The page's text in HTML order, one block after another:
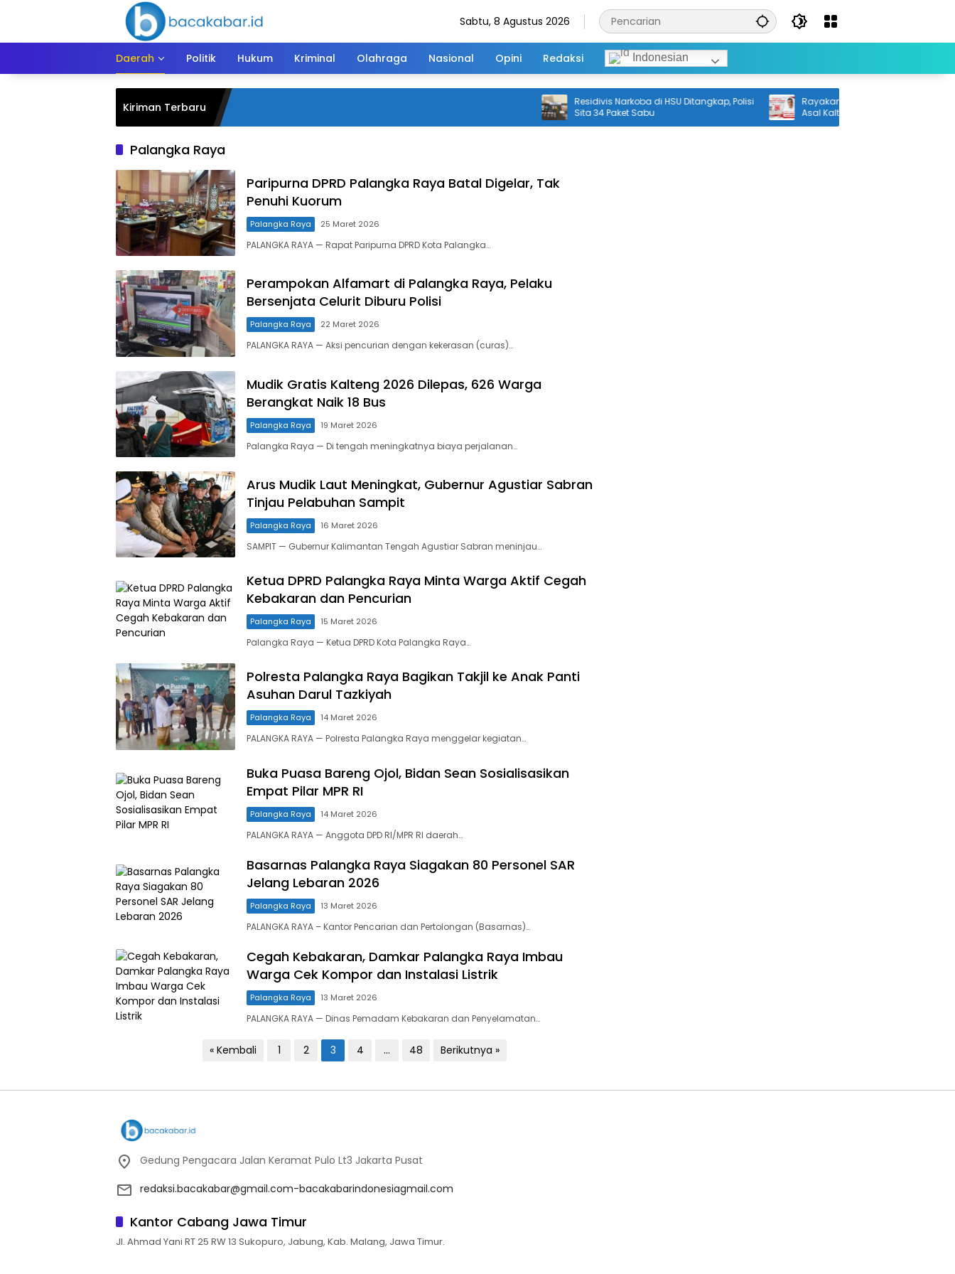
Sabtu, 8 Agustus 2026
Daerah Politik Hukum Kriminal Olahraga Nasional Opini Redaksi Indonesian
Kiriman Terbaru
Residivis Narkoba di HSU Ditangkap, Polisi
Sita 34 Paket Sabu
Rayakan Kemerdekaan RI, Pengusaha
Asal Kalteng Ajak Kaum Muda
Tingkatkan Semangat Nasionalisme
Palangka Raya
Paripurna DPRD Palangka Raya Batal Digelar, Tak
Penuhi Kuorum
Palangka Raya 25 Maret 2026
PALANGKA RAYA — Rapat Paripurna DPRD Kota Palangka…
Perampokan Alfamart di Palangka Raya, Pelaku
Bersenjata Celurit Diburu Polisi
Palangka Raya 22 Maret 2026
PALANGKA RAYA — Aksi pencurian dengan kekerasan (curas)…
Mudik Gratis Kalteng 2026 Dilepas, 626 Warga
Berangkat Naik 18 Bus
Palangka Raya 19 Maret 2026
Palangka Raya — Di tengah meningkatnya biaya perjalanan…
Arus Mudik Laut Meningkat, Gubernur Agustiar Sabran
Tinjau Pelabuhan Sampit
Palangka Raya 16 Maret 2026
SAMPIT — Gubernur Kalimantan Tengah Agustiar Sabran meninjau…
Ketua DPRD Palangka Raya Minta Warga Aktif Cegah
Kebakaran dan Pencurian
Palangka Raya 15 Maret 2026
Palangka Raya — Ketua DPRD Kota Palangka Raya…
Polresta Palangka Raya Bagikan Takjil ke Anak Panti
Asuhan Darul Tazkiyah
Palangka Raya 14 Maret 2026
PALANGKA RAYA — Polresta Palangka Raya menggelar kegiatan…
Buka Puasa Bareng Ojol, Bidan Sean Sosialisasikan
Empat Pilar MPR RI
Palangka Raya 14 Maret 2026
PALANGKA RAYA — Anggota DPD RI/MPR RI daerah…
Basarnas Palangka Raya Siagakan 80 Personel SAR
Jelang Lebaran 2026
Palangka Raya 13 Maret 2026
PALANGKA RAYA – Kantor Pencarian dan Pertolongan (Basarnas)…
Cegah Kebakaran, Damkar Palangka Raya Imbau
Warga Cek Kompor dan Instalasi Listrik
Palangka Raya 13 Maret 2026
PALANGKA RAYA — Dinas Pemadam Kebakaran dan Penyelamatan…
« Kembali 1 2 3 4 … 48 Berikutnya »
Gedung Pengacara Jalan Keramat Pulo Lt3 Jakarta Pusat
redaksi.bacakabar@gmail.com-bacakabarindonesiagmail.com
Kantor Cabang Jawa Timur
Jl. Ahmad Yani RT 25 RW 13 Sukopuro, Jabung, Kab. Malang, Jawa Timur.